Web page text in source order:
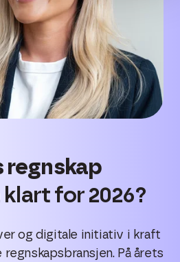
regnskap
for 2026?
og digitale initiativ i kraft
På årets